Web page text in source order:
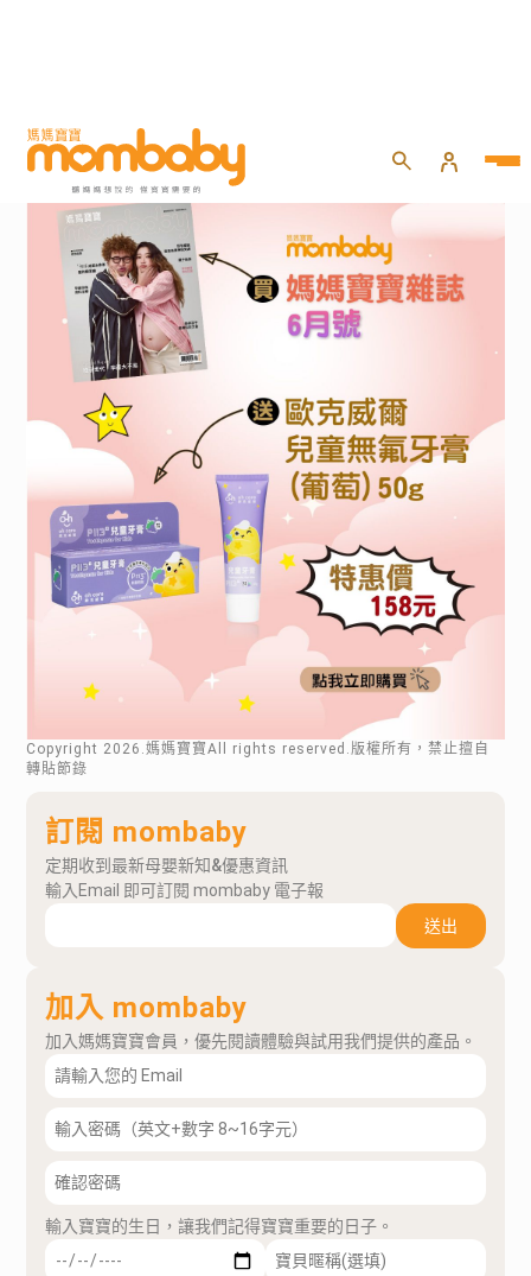
Copyright 2026 .媽媽寶寶All rights reserved.版權所有，禁止擅自
轉貼節錄
訂閱 mombaby
定期收到最新母嬰新知&優惠資訊
輸入Email 即可訂閱 mombaby 電子報
送出
加入 mombaby
加入媽媽寶寶會員，優先閱讀體驗與試用我們提供的產品。
輸入寶寶的生日，讓我們記得寶寶重要的日子。